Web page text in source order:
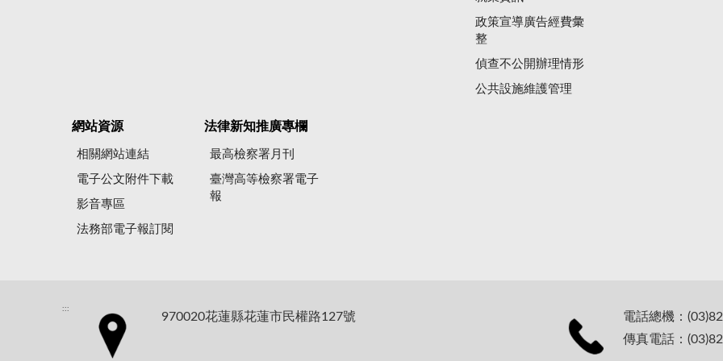
政策宣導廣告經費彙
整
偵查不公開辦理情形
公共設施維護管理
網站資源
相關網站連結
電子公文附件下載
影音專區
法務部電子報訂閱
法律新知推廣專欄
最高檢察署月刊
臺灣高等檢察署電子
報
:::
970020花蓮縣花蓮市民權路127號
電話總機：
傳真電話：